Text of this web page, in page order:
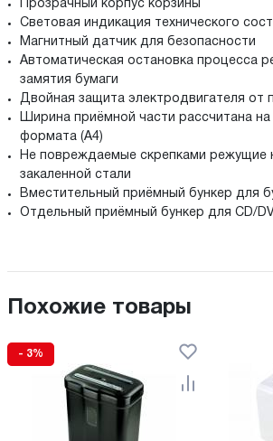
Прозрачный корпус корзины
Световая индикация технического
Магнитный датчик для безопасности
Автоматическая остановка процесса
замятия бумаги
Двойная защита электродвигателя от
Ширина приёмной части рассчитана
формата (А4)
Не повреждаемые скрепками режущие
закаленной стали
Вместительный приёмный бункер для
Отдельный приёмный бункер для CD/
Похожие товары
- 3%